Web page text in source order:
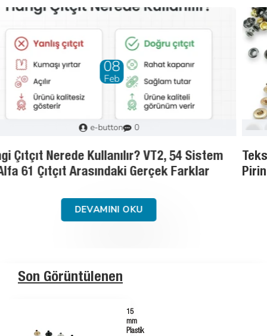
01
May
Murat
Tekstil Aksesuarlarında Malzeme Rehberi:
Pirinç, Paslanmaz Çelik ve Saç Demir
DEVAMINI OKU
Son Görüntülenen
15
mm
Plastik